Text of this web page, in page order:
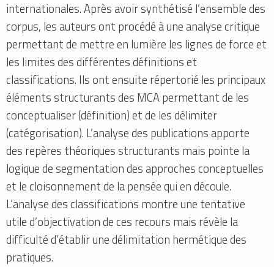
internationales. Après avoir synthétisé l’ensemble des
corpus, les auteurs ont procédé à une analyse critique
permettant de mettre en lumière les lignes de force et
les limites des différentes définitions et
classifications. Ils ont ensuite répertorié les principaux
éléments structurants des MCA permettant de les
conceptualiser (définition) et de les délimiter
(catégorisation). L’analyse des publications apporte
des repères théoriques structurants mais pointe la
logique de segmentation des approches conceptuelles
et le cloisonnement de la pensée qui en découle.
L’analyse des classifications montre une tentative
utile d’objectivation de ces recours mais révèle la
difficulté d’établir une délimitation hermétique des
pratiques.